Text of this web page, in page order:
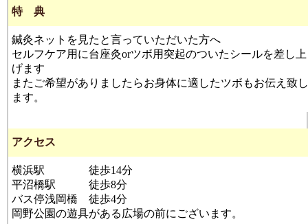
特 典
鍼灸ネットを見たと言っていただいた方へ
セルフケア用に台座灸orツボ用突起のついたシールを差し上
げます
またご希望がありましたらお身体に適したツボもお伝え致し
ます。
アクセス
横浜駅 徒歩14分
平沼橋駅 徒歩8分
バス停浅岡橋 徒歩4分
岡野公園の遊具がある広場の前にございます。